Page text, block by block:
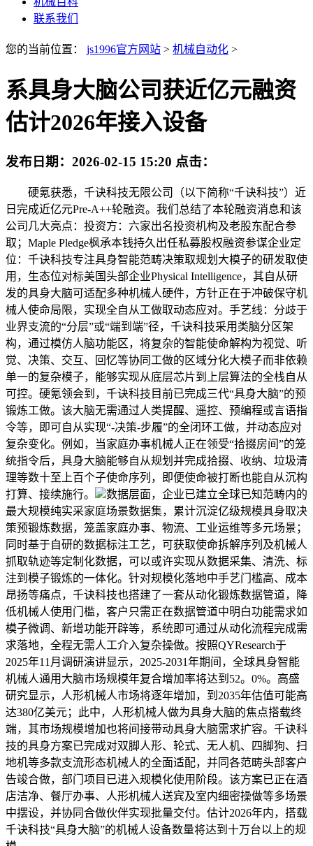
联系我们
您的当前位置： js1996官方网站 > 机械自动化 >
系具身大脑公司获近亿元融资
估计2026年接入设备
发布日期： 2026-02-15 15:20 点击：
硬氪获悉，千诀科技无限公司（以下简称“千诀科技”）近
日完成近亿元Pre-A++轮融资。我们总结了本轮融资消息和该
公司几大亮点：投资方：六家出名投资机构及老股东配合参
取；Maple Pledge枫承本钱持久出任私募股权融资参谋企业定
位：千诀科技专注具身智能范畴决策取规划大模子的研发取使
用，生态位对标美国头部企业Physical Intelligence，其自从研
发的具身大脑可适配多种机械人硬件，方针正在于冲破保守机
械人使命局限，实现全自从工做取动态应对。手艺线：分歧于
业界支流的“分层”或“端到端”径，千诀科技采用类脑分区架
构，通过模仿人脑功能区，将复杂的智能使命解构为视觉、听
觉、决策、交互、回忆等协同工做的区域分化大模子而非依赖
单一的复杂模子，能够实现从底层芯片到上层算法的全栈自从
可控。硬氪领会到，千诀科技目前已完成三代“具身大脑”的预
锻炼工做。该大脑无需通过人类提醒、遥控、预编程或言语指
令等，即可自从实现“-决策-步履”的全闭环工做，并动态应对
复杂变化。例如，当家庭办事机械人正在领受“拾掇房间”的笼
统指令后，具身大脑能够自从规划并完成拾掇、收纳、垃圾清
理等数十至上百个子使命序列，即便使命被打断也能自从沉构
打算、接续施行。
数据层面，企业已建立全球已知范畴内的
最大规模纯实采家庭场景数据集，累计沉淀亿级规模具身取决
策预锻炼数据，笼盖家庭办事、物流、工业运维等多元场景；
同时基于自研的数据标注工艺，可获取使命拆解序列及机械人
抓取轨迹等定制化数据，可以或许实现从数据采集、清洗、标
注到模子锻炼的一体化。针对规模化落地中手艺门槛高、成本
昂扬等痛点，千诀科技也搭建了一套从动化锻炼数据管道，降
低机械人使用门槛，客户只需正在数据管道中明白功能需求如
模子微调、新增功能开辟等，系统即可通过从动化流程完成需
求落地，全程无需人工介入复杂操做。按照QYResearch于
2025年11月调研演讲显示，2025-2031年期间，全球具身智能
机械人通用大脑市场规模年复合增加率将达到52。0%。高盛
研究显示，人形机械人市场将逐年增加，到2035年估值可能高
达380亿美元；此中，人形机械人做为具身大脑的焦点搭载终
端，其市场规模增加也将间接带动具身大脑需求扩容。千诀科
技的具身方案已完成对双脚人形、轮式、无人机、四脚狗、扫
地机等多款支流形态机械人的全面适配，并同各范畴头部客户
告竣合做，部门项目已进入规模化使用阶段。该方案已正在酒
店洁净、餐厅办事、人形机械人送宾及室内细密操做等多场景
中摆设，并协同合做伙伴实现批量交付。估计2026年内，搭载
千诀科技“具身大脑”的机械人设备数量将达到十万台以上的规